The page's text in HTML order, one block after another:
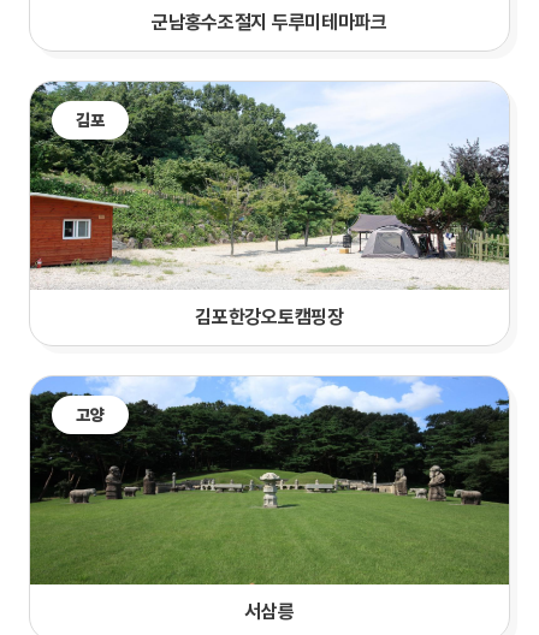
군남홍수조절지 두루미테마파크
김포
김포한강오토캠핑장
고양
서삼릉